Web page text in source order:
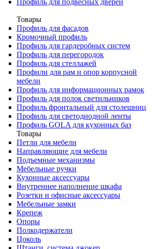
Профиль для подвесных дверей
Товары
Профиль для фасадов
Кромочный профиль
Профиль для гардеробных систем
Профиль для перегородок
Профиль для стеллажей
Профили для рам и опор корпусной
мебели
Профиль для информационных рамок
Профиль для полок светильников
Профиль фронтальный для столешниц
Профиль для светодиодной ленты
Профиль GOLA для кухонных баз
Товары
Петли для мебели
Направляющие для мебели
Подъемные механизмы
Мебельные ручки
Кухонные аксессуары
Внутреннее наполнение шкафа
Розетки и офисные аксессуары
Мебельные замки
Крепеж
Опоры
Полкодержатели
Цоколь